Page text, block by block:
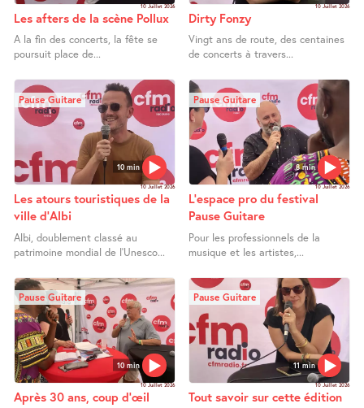
10 Juillet 2026
Les afters de la scène Pollux
A la fin des concerts, la fête se
poursuit place de...
10 Juillet 2026
Dirty Fonzy
Vingt ans de route, des centaines
de concerts à travers...
10 min
Pause Guitare
10 Juillet 2026
Les atours touristiques de la
ville d’Albi
Albi, doublement classé au
patrimoine mondial de l’Unesco...
8 min
Pause Guitare
10 Juillet 2026
L’espace pro du festival
Pause Guitare
Pour les professionnels de la
musique et les artistes,...
10 min
Pause Guitare
10 Juillet 2026
Après 30 ans, coup d’œil
11 min
Pause Guitare
10 Juillet 2026
Tout savoir sur cette édition